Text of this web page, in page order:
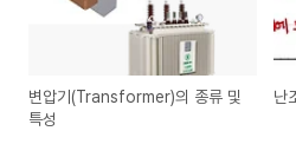
변압기(Transformer)의 종류 및
특성
난